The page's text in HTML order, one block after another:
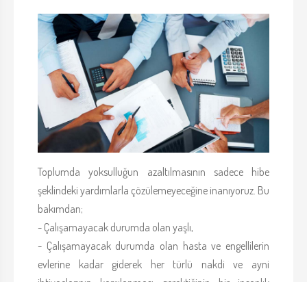
Toplumda yoksulluğun azaltılmasının sadece hibe
şeklindeki yardımlarla çözülemeyeceğine inanıyoruz. Bu
bakımdan;
- Çalışamayacak durumda olan yaşlı,
- Çalışamayacak durumda olan hasta ve engellilerin
evlerine kadar giderek her türlü nakdi ve ayni